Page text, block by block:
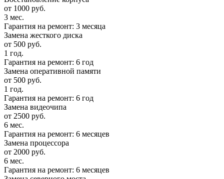
от 1000 руб.
3 мес.
Гарантия на ремонт: 3 месяца
Замена жесткого диска
от 500 руб.
1 год.
Гарантия на ремонт: 6 год
Замена оперативной памяти
от 500 руб.
1 год.
Гарантия на ремонт: 6 год
Замена видеочипа
от 2500 руб.
6 мес.
Гарантия на ремонт: 6 месяцев
Замена процессора
от 2000 руб.
6 мес.
Гарантия на ремонт: 6 месяцев